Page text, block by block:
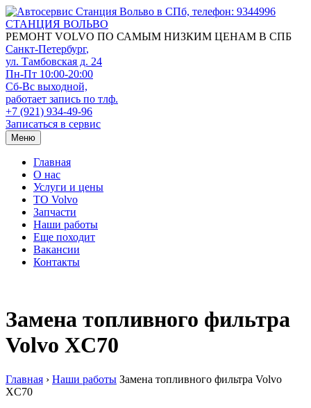
СТАНЦИЯ ВОЛЬВО
РЕМОНТ VOLVO ПО САМЫМ НИЗКИМ ЦЕНАМ В СПБ
Санкт-Петербург,
ул. Тамбовская д. 24
Пн-Пт 10:00-20:00
Сб-Вс выходной,
работает запись по тлф.
+7 (921) 934-49-96
Записаться в сервис
Меню
Главная
О нас
Услуги и цены
TO Volvo
Запчасти
Наши работы
Еще походит
Вакансии
Контакты
Замена топливного фильтра
Volvo XC70
Главная › Наши работы Замена топливного фильтра Volvo
XC70